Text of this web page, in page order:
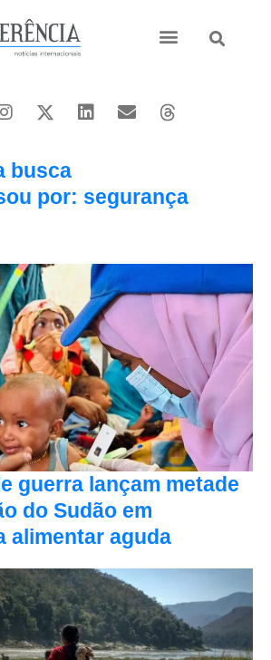
busca
por: segurança
guerra lançam metade
do Sudão em
alimentar aguda